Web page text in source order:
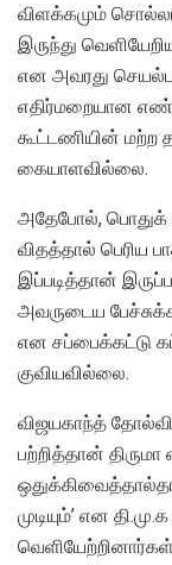
விளக்கமும்
இருந்து
என அவரது
எதிர்மறையான
கூட்டணியின் மற்ற
கையாளவில்லை.
அதேபோல், பொதுக்
விதத்தால் பெரிய
இப்படித்தான்
அவருடைய
என சப்பைக்கட்டு
குவியவில்லை.
விஜயகாந்த்
பற்றித்தான்
முடியும்’ என